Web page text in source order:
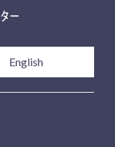
English